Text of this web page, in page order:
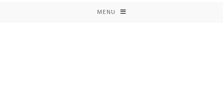
MENU